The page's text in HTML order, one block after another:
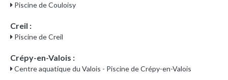
Piscine de Couloisy
Creil :
Piscine de Creil
Crépy-en-Valois :
Centre aquatique du Valois - Piscine de Crépy-en-Valois